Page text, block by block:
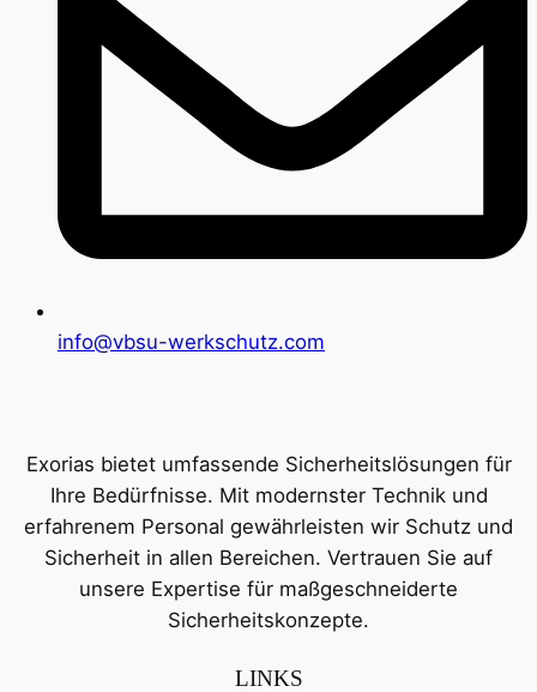
info@vbsu-werkschutz.com
Exorias bietet umfassende Sicherheitslösungen für
Ihre Bedürfnisse. Mit modernster Technik und
erfahrenem Personal gewährleisten wir Schutz und
Sicherheit in allen Bereichen. Vertrauen Sie auf
unsere Expertise für maßgeschneiderte
Sicherheitskonzepte.
LINKS